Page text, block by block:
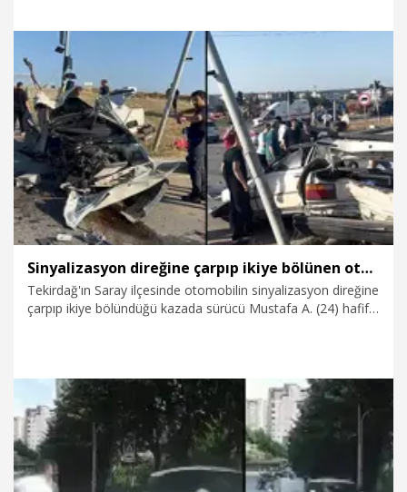
3.08.2026 Gündem
Sinyalizasyon direğine çarpıp ikiye bölünen otomobilden sağ çıktı
Tekirdağ'ın Saray ilçesinde otomobilin sinyalizasyon direğine
çarpıp ikiye bölündüğü kazada sürücü Mustafa A. (24) hafif
3.08.2026 Gündem